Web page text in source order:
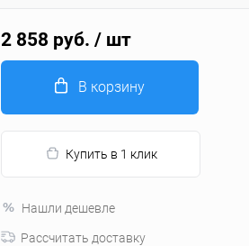
2 858 руб. / шт
В корзину
Купить в 1 клик
Нашли дешевле
Рассчитать доставку